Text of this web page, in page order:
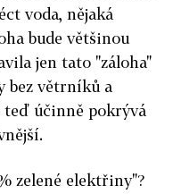
voda, nějaká
bude většinou
jen tato "záloha"
bez větrníků a
účinně pokrývá
zelené elektřiny"?